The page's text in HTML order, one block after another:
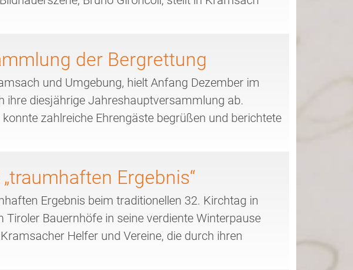
der Bergrettung
und Umgebung, hielt Anfang Dezember im
ihre diesjährige Jahreshauptversammlung ab.
zahlreiche Ehrengäste begrüßen und berichtete
Ergebnis“
Ergebnis beim traditionellen 32. Kirchtag in
Bauernhöfe in seine verdiente Winterpause
Helfer und Vereine, die durch ihren